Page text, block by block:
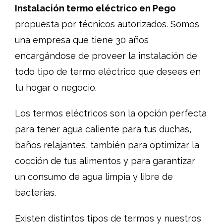
Instalación termo eléctrico en Pego
propuesta por técnicos autorizados. Somos
una empresa que tiene 30 años
encargándose de proveer la instalación de
todo tipo de termo eléctrico que desees en
tu hogar o negocio.
Los termos eléctricos son la opción perfecta
para tener agua caliente para tus duchas,
baños relajantes, también para optimizar la
cocción de tus alimentos y para garantizar
un consumo de agua limpia y libre de
bacterias.
Existen distintos tipos de termos y nuestros